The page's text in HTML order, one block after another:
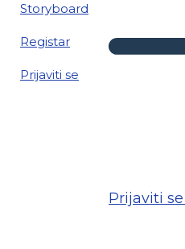
Storyboard
Registar
Prijaviti se
Prijaviti se